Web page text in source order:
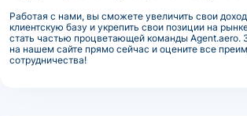
Работая с нами, вы сможете увеличить свои
клиентскую базу и укрепить свои позиции на
стать частью процветающей команды Agent.aero.
на нашем сайте прямо сейчас и оцените все
сотрудничества!